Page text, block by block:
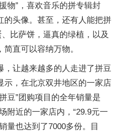
物”，喜欢音乐的拼专辑封
的头像。甚至，还有人能把拼
比萨饼，逼真的绿植，以及
直可以容纳万物。
，让越来越多的人走进了拼豆
示，在北京双井地区的一家店
豆”团购项目的全年销量是
附近的一家店内，“29.9元一
量也达到了7000多份。目